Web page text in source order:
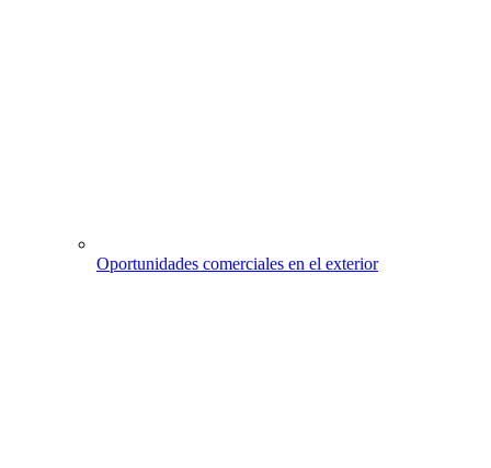
Oportunidades comerciales en el exterior